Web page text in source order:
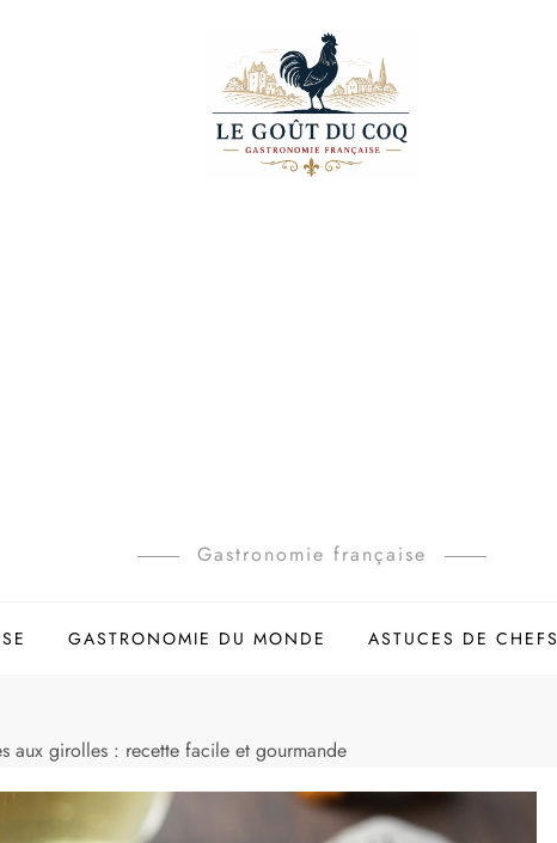
Gastronomie française
GASTRONOMIE DU MONDE ASTUCES DE CHEFS
aux girolles : recette facile et gourmande